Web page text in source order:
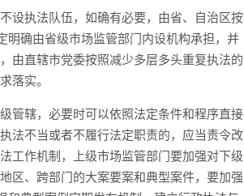
设执法队伍，如确有必要，由省、自治区按
明确由省级市场监管部门内设机构承担，并
由直辖市党委按照减少多层多头重复执法的
落实。
管辖，必要时可以依照法定条件和程序直接
法不当或者不履行法定职责的，应当责令改
工作机制，上级市场监管部门要加强对下级
区、跨部门的大案要案和典型案件，要加强